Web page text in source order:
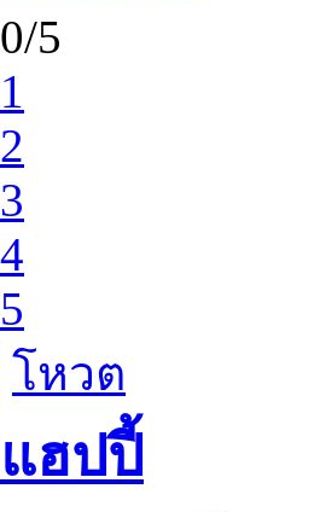
0/5
1
2
3
4
5
โหวต
แฮปปี้